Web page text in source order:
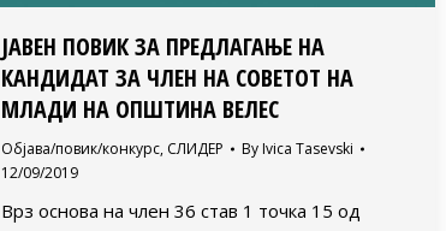
ЈАВЕН ПОВИК ЗА ПРЕДЛАГАЊЕ НА
КАНДИДАТ ЗА ЧЛЕН НА СОВЕТОТ НА
МЛАДИ НА ОПШТИНА ВЕЛЕС
Објава/повик/конкурс, СЛИДЕР By Ivica Tasevski
12/09/2019
Врз основа на член 36 став 1 точка 15 од